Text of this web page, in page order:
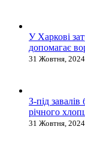
У Харкові
допомагає
31 Жовтня,
З-під
річного
31 Жовтня,